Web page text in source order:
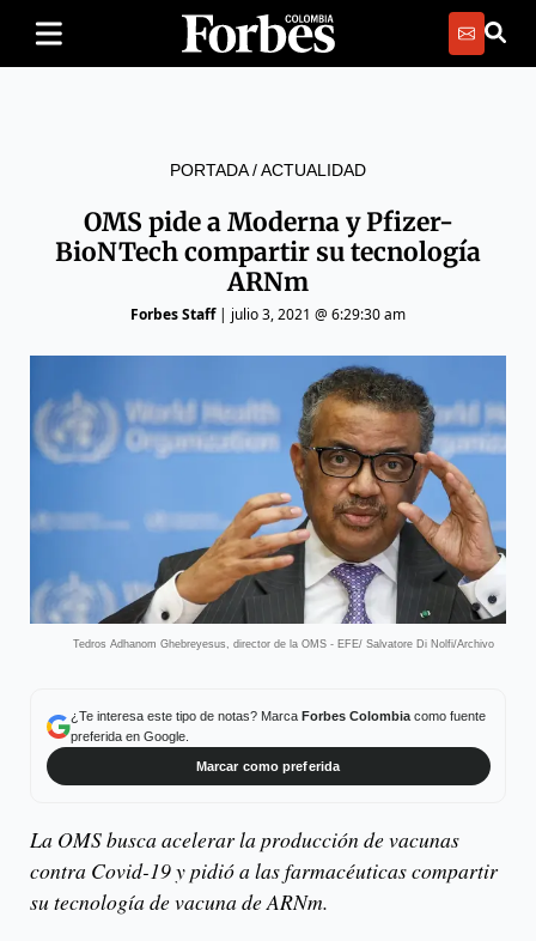
PORTADA/ACTUALIDAD
OMS pide a Moderna y Pfizer-
BioNTech compartir su tecnología
ARNm
Forbes Staff| julio 3, 2021 @ 6:29:30 am
Tedros Adhanom Ghebreyesus, director de la OMS - EFE/ Salvatore Di Nolfi/Archivo
¿Te interesa este tipo de notas? Marca Forbes Colombiacomo fuente
preferida en Google.
Marcar como preferida
La OMS busca acelerar la producción de vacunas
contra Covid-19 y pidió a las farmacéuticas compartir
su tecnología de vacuna de ARNm.